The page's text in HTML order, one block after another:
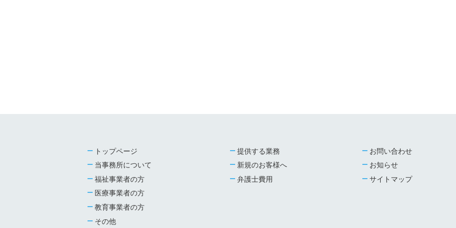
トップページ
当事務所について
福祉事業者の方
医療事業者の方
教育事業者の方
その他
提供する業務
新規のお客様へ
弁護士費用
お問い合わせ
お知らせ
サイトマップ